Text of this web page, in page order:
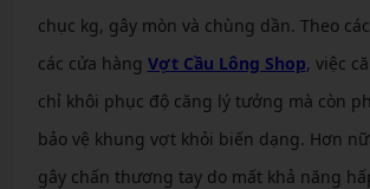
chục kg, gây mòn và chùng dần. Theo
các cửa hàng Vợt Cầu Lông Shop, việc
chỉ khôi phục độ căng lý tưởng mà còn
bảo vệ khung vợt khỏi biến dạng. Hơn
gây chấn thương tay do mất khả năng